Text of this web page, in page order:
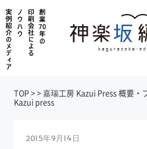
TOP>>嘉瑞工房 Kazui Press 概要
Kazui press
2015年9月14日